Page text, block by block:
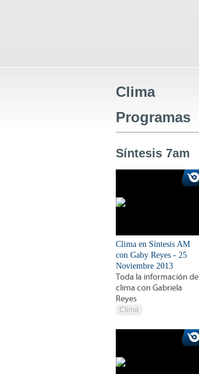
Clima
Programas
Síntesis 7am
Clima en Síntesis AM
con Gaby Reyes - 25
Noviembre 2013
Toda la información del
clima con Gabriela
Reyes
Clima